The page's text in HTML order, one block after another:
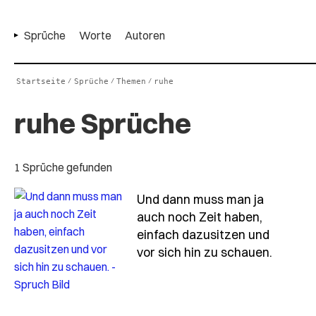
Sprüche Worte Autoren
Startseite / Sprüche / Themen / ruhe
ruhe Sprüche
1 Sprüche gefunden
Und dann muss man ja
auch noch Zeit haben,
einfach dazusitzen und
vor sich hin zu schauen.